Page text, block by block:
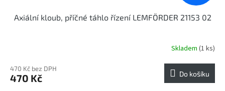
Axiální kloub, příčné táhlo řízení LEMFÖRDER 21153 02
Skladem (1 ks)
470 Kč bez DPH
470 Kč Do košíku